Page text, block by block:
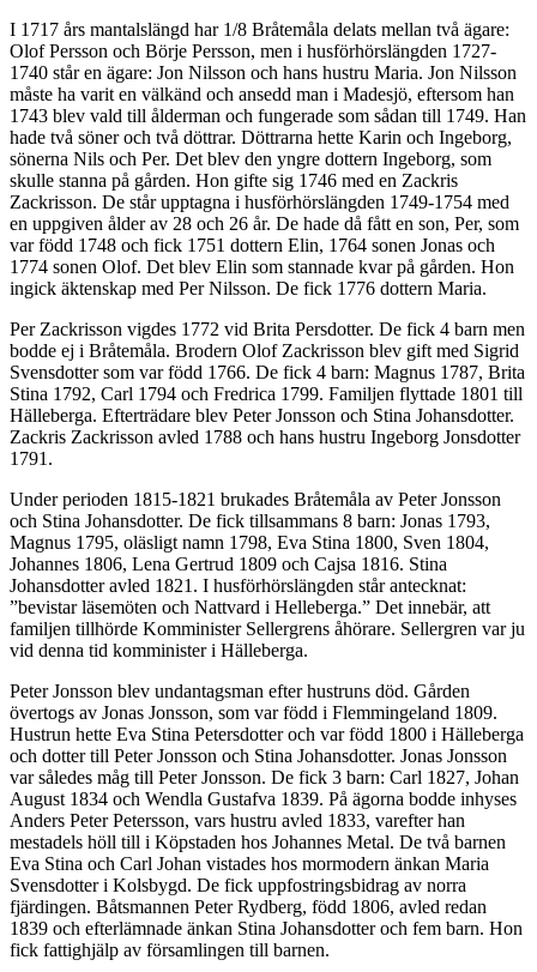
I 1717 års mantalslängd har 1/8 Bråtemåla delats mellan två ägare:
Olof Persson och Börje Persson, men i husförhörslängden 1727-
1740 står en ägare: Jon Nilsson och hans hustru Maria. Jon Nilsson
måste ha varit en välkänd och ansedd man i Madesjö, eftersom han
1743 blev vald till ålderman och fungerade som sådan till 1749. Han
hade två söner och två döttrar. Döttrarna hette Karin och Ingeborg,
sönerna Nils och Per. Det blev den yngre dottern Ingeborg, som
skulle stanna på gården. Hon gifte sig 1746 med en Zackris
Zackrisson. De står upptagna i husförhörslängden 1749-1754 med
en uppgiven ålder av 28 och 26 år. De hade då fått en son, Per, som
var född 1748 och fick 1751 dottern Elin, 1764 sonen Jonas och
1774 sonen Olof. Det blev Elin som stannade kvar på gården. Hon
ingick äktenskap med Per Nilsson. De fick 1776 dottern Maria.
Per Zackrisson vigdes 1772 vid Brita Persdotter. De fick 4 barn men
bodde ej i Bråtemåla. Brodern Olof Zackrisson blev gift med Sigrid
Svensdotter som var född 1766. De fick 4 barn: Magnus 1787, Brita
Stina 1792, Carl 1794 och Fredrica 1799. Familjen flyttade 1801 till
Hälleberga. Efterträdare blev Peter Jonsson och Stina Johansdotter.
Zackris Zackrisson avled 1788 och hans hustru Ingeborg Jonsdotter
1791.
Under perioden 1815-1821 brukades Bråtemåla av Peter Jonsson
och Stina Johansdotter. De fick tillsammans 8 barn: Jonas 1793,
Magnus 1795, oläsligt namn 1798, Eva Stina 1800, Sven 1804,
Johannes 1806, Lena Gertrud 1809 och Cajsa 1816. Stina
Johansdotter avled 1821. I husförhörslängden står antecknat:
”bevistar läsemöten och Nattvard i Helleberga.” Det innebär, att
familjen tillhörde Komminister Sellergrens åhörare. Sellergren var ju
vid denna tid komminister i Hälleberga.
Peter Jonsson blev undantagsman efter hustruns död. Gården
övertogs av Jonas Jonsson, som var född i Flemmingeland 1809.
Hustrun hette Eva Stina Petersdotter och var född 1800 i Hälleberga
och dotter till Peter Jonsson och Stina Johansdotter. Jonas Jonsson
var således måg till Peter Jonsson. De fick 3 barn: Carl 1827, Johan
August 1834 och Wendla Gustafva 1839. På ägorna bodde inhyses
Anders Peter Petersson, vars hustru avled 1833, varefter han
mestadels höll till i Köpstaden hos Johannes Metal. De två barnen
Eva Stina och Carl Johan vistades hos mormodern änkan Maria
Svensdotter i Kolsbygd. De fick uppfostringsbidrag av norra
fjärdingen. Båtsmannen Peter Rydberg, född 1806, avled redan
1839 och efterlämnade änkan Stina Johansdotter och fem barn. Hon
fick fattighjälp av församlingen till barnen.